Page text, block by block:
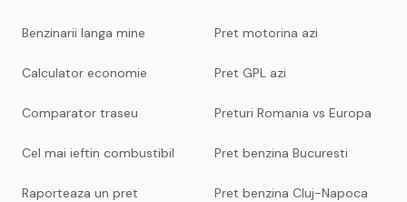
Benzinarii langa mine
Calculator economie
Comparator traseu
Cel mai ieftin combustibil
Raporteaza un pret
Pret motorina azi
Pret GPL azi
Preturi Romania vs Europa
Pret benzina Bucuresti
Pret benzina Cluj-Napoca